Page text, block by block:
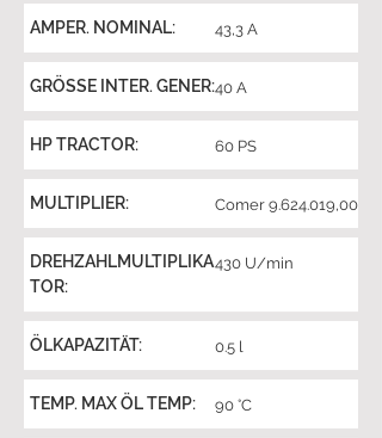
AMPER. NOMINAL: 43,3 A
GRÖSSE INTER. GENER:40 A
HP TRACTOR: 60 PS
MULTIPLIER: Comer 9.624.019,00
DREHZAHLMULTIPLIKA
TOR:
430 U/min
ÖLKAPAZITÄT: 0.5 l
TEMP. MAX ÖL TEMP: 90 °C